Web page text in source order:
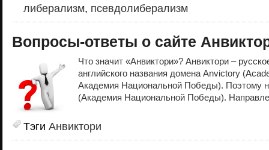
либерализм, псевдолиберализм
Вопросы-ответы о сайте
Что значит «Анвиктори»? Анвиктори –
английского названия домена Anvictory
Академия Национальной Победы). Поэтому
(Академия Национальной Победы).
Тэги Анвиктори